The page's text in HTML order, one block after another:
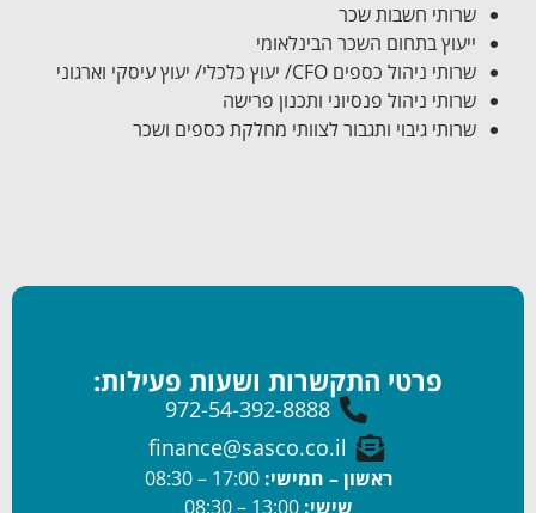
פרטי התקשרות ושעות פעילות:
972-54-392-8888
finance@sasco.co.il
ראשון – חמישי:17:00 – 08:30
שישי: 13:00 – 08:30
שרותי חשבות שכר
ייעוץ בתחום השכר הבינלאומי
שרותי ניהול כספים CFO/ יעוץ כלכלי​​/ יעוץ עיסקי וארגוני
שרותי ניהול פנסיוני ותכנון פרישה
שרותי גיבוי ותגבור לצוותי מחלקת כספים ושכר